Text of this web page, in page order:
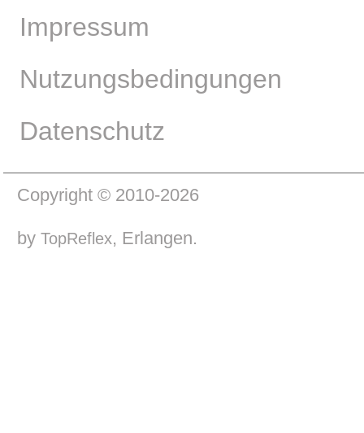
Impressum
Nutzungsbedingungen
Datenschutz
Copyright © 2010-2026
by TopReflex, Erlangen.